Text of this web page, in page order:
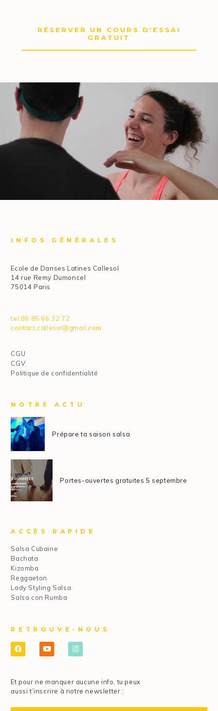
RÉSERVER UN COURS D'ESSAI
GRATUIT
INFOS GÉNÉRALES
Ecole de Danses Latines Callesol
14 rue Remy Dumoncel
75014 Paris
tel:06 85 66 32 72
contact.callesol@gmail.com
CGU
CGV
Politique de confidentialité
NOTRE ACTU
Prépare ta saison salsa
Portes-ouvertes gratuites 5 septembre
ACCÈS RAPIDE
Salsa Cubaine
Bachata
Kizomba
Reggaeton
Lady Styling Salsa
Salsa con Rumba
RETROUVE-NOUS
Et pour ne manquer aucune info, tu peux
aussi t’inscrire à notre newsletter :